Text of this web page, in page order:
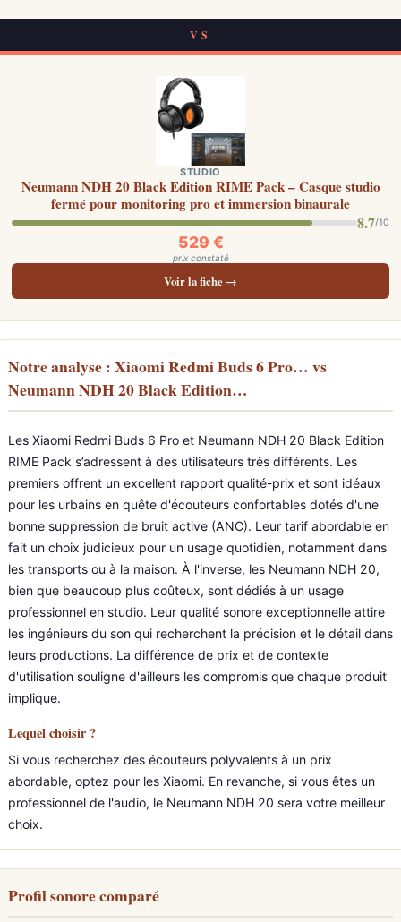
VS
STUDIO
Neumann NDH 20 Black Edition RIME Pack – Casque studio
fermé pour monitoring pro et immersion binaurale
8.7/10
529 €
prix constaté
Voir la fiche →
Notre analyse : Xiaomi Redmi Buds 6 Pro… vs
Neumann NDH 20 Black Edition…
Les Xiaomi Redmi Buds 6 Pro et Neumann NDH 20 Black Edition
RIME Pack s’adressent à des utilisateurs très différents. Les
premiers offrent un excellent rapport qualité-prix et sont idéaux
pour les urbains en quête d'écouteurs confortables dotés d'une
bonne suppression de bruit active (ANC). Leur tarif abordable en
fait un choix judicieux pour un usage quotidien, notamment dans
les transports ou à la maison. À l'inverse, les Neumann NDH 20,
bien que beaucoup plus coûteux, sont dédiés à un usage
professionnel en studio. Leur qualité sonore exceptionnelle attire
les ingénieurs du son qui recherchent la précision et le détail dans
leurs productions. La différence de prix et de contexte
d'utilisation souligne d'ailleurs les compromis que chaque produit
implique.
Lequel choisir ?
Si vous recherchez des écouteurs polyvalents à un prix
abordable, optez pour les Xiaomi. En revanche, si vous êtes un
professionnel de l'audio, le Neumann NDH 20 sera votre meilleur
choix.
Profil sonore comparé